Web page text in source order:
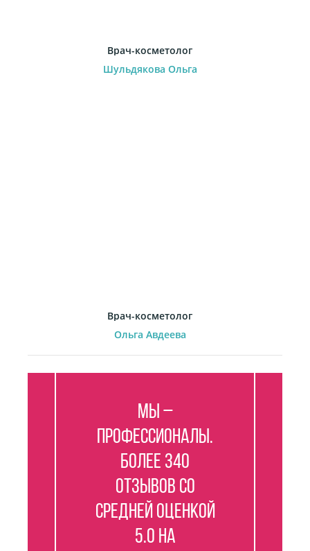
Врач-косметолог
Шульдякова Ольга
Врач-косметолог
Ольга Авдеева
Мы –
профессионалы.
Более 340
отзывов со
средней оценкой
5.0 на